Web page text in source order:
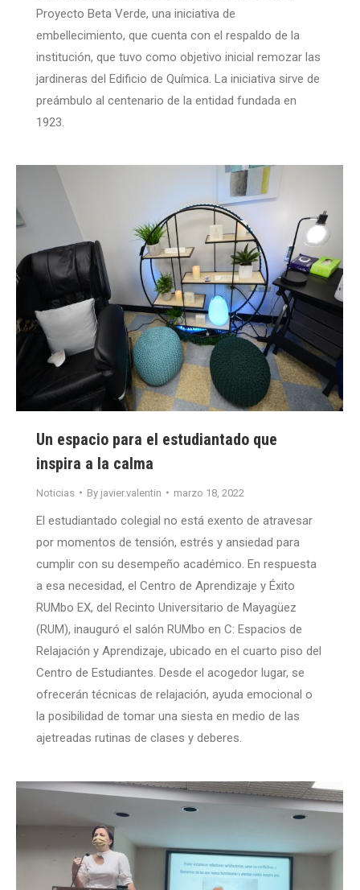
Proyecto Beta Verde, una iniciativa de
embellecimiento, que cuenta con el respaldo de la
institución, que tuvo como objetivo inicial remozar las
jardineras del Edificio de Química. La iniciativa sirve de
preámbulo al centenario de la entidad fundada en
1923.
Un espacio para el estudiantado que
inspira a la calma
Noticias By javier.valentin marzo 18, 2022
El estudiantado colegial no está exento de atravesar
por momentos de tensión, estrés y ansiedad para
cumplir con su desempeño académico. En respuesta
a esa necesidad, el Centro de Aprendizaje y Éxito
RUMbo EX, del Recinto Universitario de Mayagüez
(RUM), inauguró el salón RUMbo en C: Espacios de
Relajación y Aprendizaje, ubicado en el cuarto piso del
Centro de Estudiantes. Desde el acogedor lugar, se
ofrecerán técnicas de relajación, ayuda emocional o
la posibilidad de tomar una siesta en medio de las
ajetreadas rutinas de clases y deberes.